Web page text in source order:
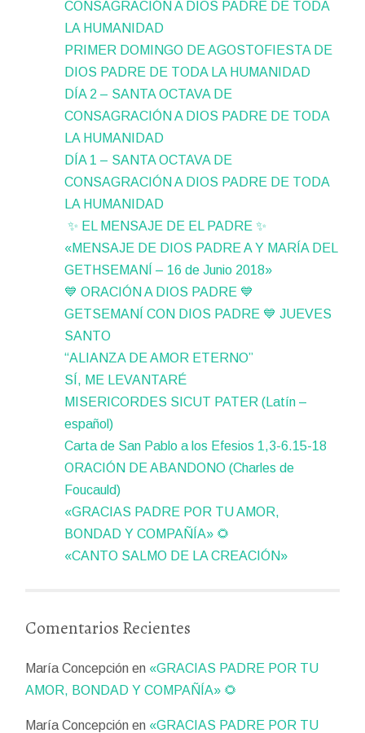
CONSAGRACIÓN A DIOS PADRE DE TODA
LA HUMANIDAD
PRIMER DOMINGO DE AGOSTOFIESTA DE
DIOS PADRE DE TODA LA HUMANIDAD
DÍA 2 – SANTA OCTAVA DE
CONSAGRACIÓN A DIOS PADRE DE TODA
LA HUMANIDAD
DÍA 1 – SANTA OCTAVA DE
CONSAGRACIÓN A DIOS PADRE DE TODA
LA HUMANIDAD
✨ EL MENSAJE DE EL PADRE ✨
«MENSAJE DE DIOS PADRE A Y MARÍA DEL
GETHSEMANÍ – 16 de Junio 2018»
💙 ORACIÓN A DIOS PADRE 💙
GETSEMANÍ CON DIOS PADRE 💙 JUEVES
SANTO
“ALIANZA DE AMOR ETERNO”
SÍ, ME LEVANTARÉ
MISERICORDES SICUT PATER (Latín –
español)
Carta de San Pablo a los Efesios 1,3-6.15-18
ORACIÓN DE ABANDONO (Charles de
Foucauld)
«GRACIAS PADRE POR TU AMOR,
BONDAD Y COMPAÑÍA» 🌻
«CANTO SALMO DE LA CREACIÓN»
Comentarios Recientes
María Concepción en «GRACIAS PADRE POR TU
AMOR, BONDAD Y COMPAÑÍA» 🌻
María Concepción en «GRACIAS PADRE POR TU